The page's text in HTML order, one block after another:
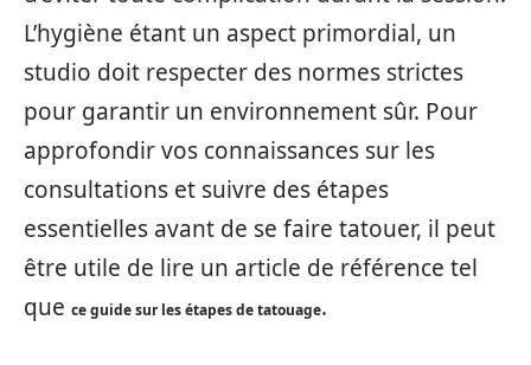
L’hygiène étant un aspect primordial, un
studio doit respecter des normes strictes
pour garantir un environnement sûr. Pour
approfondir vos connaissances sur les
consultations et suivre des étapes
essentielles avant de se faire tatouer, il peut
être utile de lire un article de référence tel
que ce guide sur les étapes de tatouage.